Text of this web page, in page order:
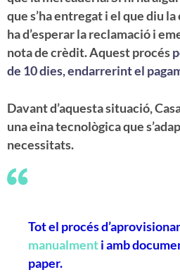
que s’ha entregat i el que diu la
ha d’esperar la reclamació i
nota de crèdit. Aquest procés
de 10 dies, endarrerint el
Davant d’aquesta situació,
una eina tecnològica que
necessitats.
Tot el procés
manualmenti amb
paper.